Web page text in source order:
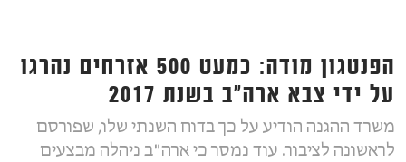
הפנטגון מודה: כמעט 500 אזרחים נהרגו
על ידי צבא ארה"ב בשנת 2017
משרד ההגנה הודיע על כך בדוח השנתי שלו, שפורסם
לראשונה לציבור. עוד נמסר כי ארה"ב ניהלה מבצעים